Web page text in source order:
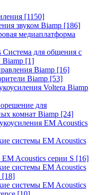
[1150]
звуком Biamp [186]
медиаплатформа
Система для общения с
Biamp [1]
Biamp [16]
Biamp [53]
Voltera Biamp
для
комнат Biamp [24]
EM Acoustics
системы EM Acoustics
Acoustics серии S [16]
системы EM Acoustics
[18]
системы EM Acoustics